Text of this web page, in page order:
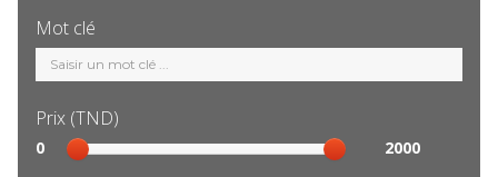
Mot clé
Mot
clé
Prix (TND)
Sélection
prix
0 2000